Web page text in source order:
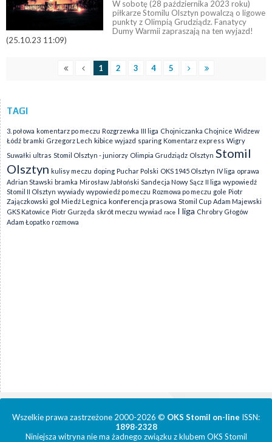
W sobotę (28 października 2023 roku)
piłkarze Stomilu Olsztyn powalczą o ligowe
punkty z Olimpią Grudziądz. Fanatycy
Dumy Warmii zapraszają na ten wyjazd!
(25.10.23 11:09)
1 2 3 4 5
TAGI
3. połowa komentarz po meczu Rozgrzewka III liga Chojniczanka Chojnice Widzew
Łódź bramki Grzegorz Lech kibice wyjazd sparing Komentarz express Wigry
Suwałki ultras Stomil Olsztyn - juniorzy Olimpia Grudziądz Olsztyn Stomil
Olsztyn kulisy meczu doping Puchar Polski OKS 1945 Olsztyn IV liga oprawa
Adrian Stawski bramka Mirosław Jabłoński Sandecja Nowy Sącz II liga wypowiedź
Stomil II Olsztyn wywiady wypowiedź po meczu Rozmowa po meczu gole Piotr
Zajączkowski gol Miedź Legnica konferencja prasowa Stomil Cup Adam Majewski
GKS Katowice Piotr Gurzęda skrót meczu wywiad race I liga Chrobry Głogów
Adam Łopatko rozmowa
Wszelkie prawa zastrzeżone 2000-2026 © OKS Stomil on-line ISSN:
1898-2328
Niniejsza witryna nie ma żadnego związku z klubem OKS Stomil